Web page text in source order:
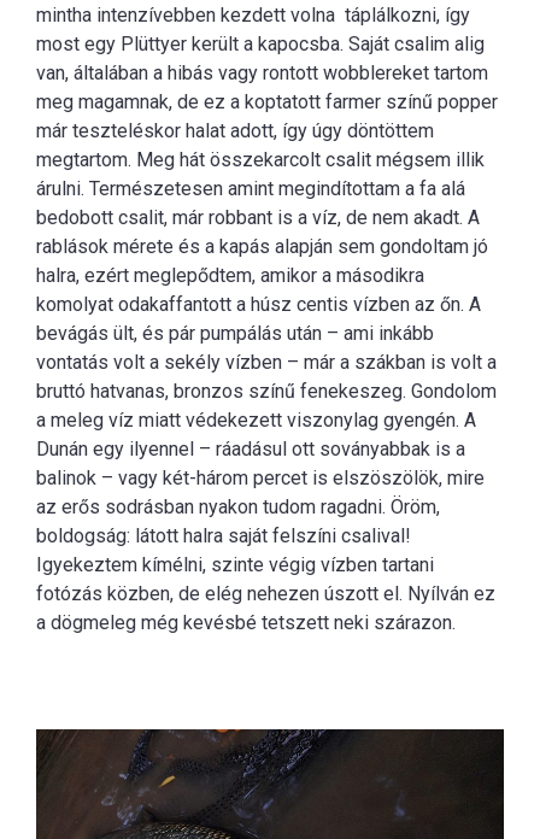
mintha intenzívebben kezdett volna táplálkozni, így
most egy Plüttyer került a kapocsba. Saját csalim alig
van, általában a hibás vagy rontott wobblereket tartom
meg magamnak, de ez a koptatott farmer színű popper
már teszteléskor halat adott, így úgy döntöttem
megtartom. Meg hát összekarcolt csalit mégsem illik
árulni. Természetesen amint megindítottam a fa alá
bedobott csalit, már robbant is a víz, de nem akadt. A
rablások mérete és a kapás alapján sem gondoltam jó
halra, ezért meglepődtem, amikor a másodikra
komolyat odakaffantott a húsz centis vízben az őn. A
bevágás ült, és pár pumpálás után – ami inkább
vontatás volt a sekély vízben – már a szákban is volt a
bruttó hatvanas, bronzos színű fenekeszeg. Gondolom
a meleg víz miatt védekezett viszonylag gyengén. A
Dunán egy ilyennel – ráadásul ott soványabbak is a
balinok – vagy két-három percet is elszöszölök, mire
az erős sodrásban nyakon tudom ragadni. Öröm,
boldogság: látott halra saját felszíni csalival!
Igyekeztem kímélni, szinte végig vízben tartani
fotózás közben, de elég nehezen úszott el. Nyílván ez
a dögmeleg még kevésbé tetszett neki szárazon.